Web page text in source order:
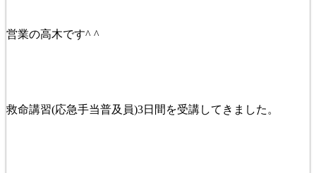
営業の高木です^ ^
救命講習(応急手当普及員)3日間を受講してきました。